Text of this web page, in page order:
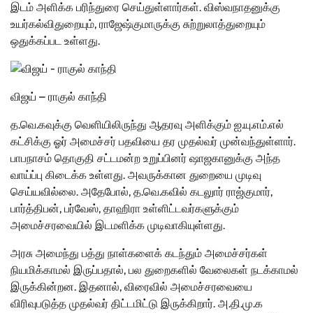
இடம் அளிக்க பரிந்துரை செய்துள்ளார்கள். விஸ்வநாதனுக்கு
உயர்கல்விதுறையும், ராஜேஷ்குமாருக்கு சுற்றுலாத்துறையும்
ஒதுக்கப்பட உள்ளது.
விஜய் – ராகுல் காந்தி
த.வெ.கவுக்கு வெளியிலிருந்து ஆதரவு அளிக்கும் ஐ.யு.எம்.எல்
கட்சிக்கு ஓர் அமைச்சர் பதவியை தர முதல்வர் முன்வந்துள்ளார்.
பாபநாசம் தொகுதி சட்டமன்ற உறுப்பினர் ஷாஜகானுக்கு அந்த
வாய்ப்பு கிடைக்க உள்ளது. அவருக்கான துறையை முடிவு
செய்யவில்லை. அதேபோல், த.வெ.கவில் கடலுார் ராஜ்குமார்,
பார்த்திபன், பர்வேஸ், தாஹிரா உள்ளிட்டவர்களுக்கும்
அமைச்சரவையில் இடமளிக்க முடிவாகியுள்ளது.
அரசு அமைந்து பத்து நாள்களைக் கடந்தும் அமைச்சர்கள்
நியமிக்காமல் இருப்பதால், பல துறைகளில் வேலைகள் நடக்காமல்
இருக்கின்றன. இதனால், விரைவில் அமைச்சரவையை
விரிவுபடுத்த முதல்வர் திட்டமிட்டு இருக்கிறார். அ.தி.மு.க